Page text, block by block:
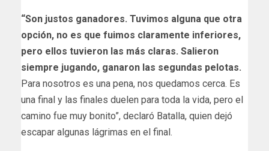
“Son justos ganadores. Tuvimos alguna que otra
opción, no es que fuimos claramente inferiores,
pero ellos tuvieron las más claras. Salieron
siempre jugando, ganaron las segundas pelotas.
Para nosotros es una pena, nos quedamos cerca. Es
una final y las finales duelen para toda la vida, pero el
camino fue muy bonito”, declaró Batalla, quien dejó
escapar algunas lágrimas en el final.